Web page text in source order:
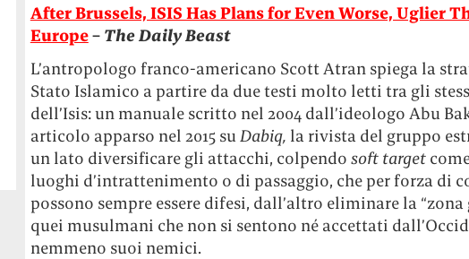
After Brussels, ISIS Has Plans for Even Worse, Uglier
Europe– TheDaily Beast
L’antropologo franco-americano Scott Atran spiega la
Stato Islamico a partire da due testi molto letti tra gli
dell’Isis: un manuale scritto nel 2004 dall’ideologo Abu
articolo apparso nel 2015 su Dabiq, la rivista del gruppo
un lato diversificare gli attacchi, colpendo soft target
luoghi d’intrattenimento o di passaggio, che per forza di
possono sempre essere difesi, dall’altro eliminare la “zona
quei musulmani che non si sentono né accettati
nemmeno suoi nemici.